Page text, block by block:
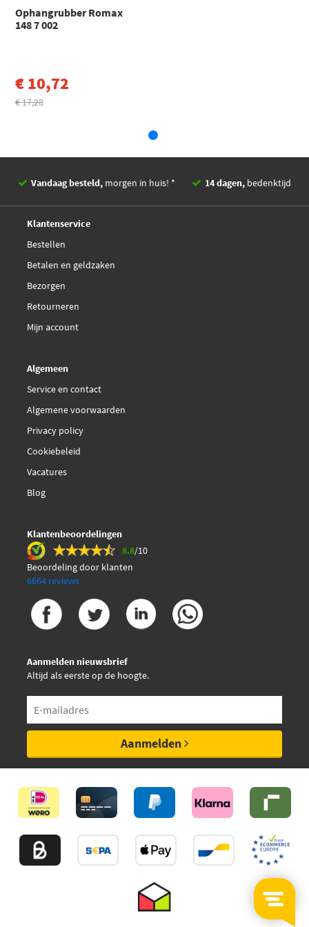
Dodge
Ram
RAM Van Tweewieler (1995 - 2005)
Ophangrubber Romax
148 7 002
€ 10,72
€ 17,28
Vandaag besteld, morgen in huis! * 14 dagen, bedenktijd
Klantenservice
Bestellen
Betalen en geldzaken
Bezorgen
Retourneren
Mijn account
Algemeen
Service en contact
Algemene voorwaarden
Privacy policy
Cookiebeleid
Vacatures
Blog
Klantenbeoordelingen
8.8/10
Beoordeling door klanten
6664 reviews
Aanmelden nieuwsbrief
Altijd als eerste op de hoogte.
Aanmelden